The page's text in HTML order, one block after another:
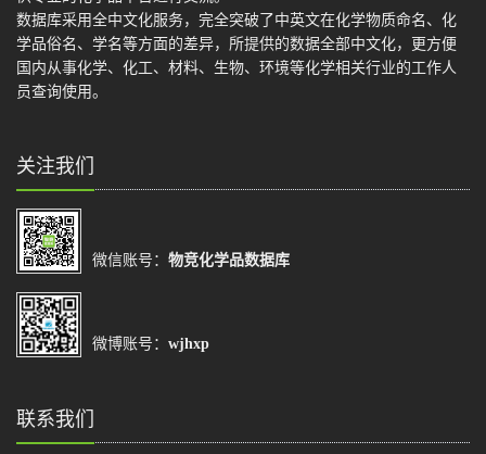
数据库采用全中文化服务，完全突破了中英文在化学物质命名、化
学品俗名、学名等方面的差异，所提供的数据全部中文化，更方便
国内从事化学、化工、材料、生物、环境等化学相关行业的工作人
员查询使用。
关注我们
微信账号： 物竞化学品数据库
微博账号： wjhxp
联系我们